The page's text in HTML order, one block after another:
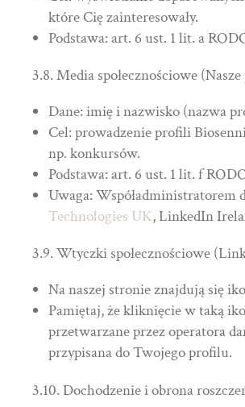
które Cię zainteresowały.
Podstawa: art. 6 ust. 1 lit. a
3.8. Media społecznościowe
Dane: imię i nazwisko (nazwa
Cel: prowadzenie profili
np. konkursów.
Podstawa: art. 6 ust. 1 lit. f
Uwaga: Współadministratorem
Technologies UK, LinkedIn
3.9. Wtyczki społecznościowe
Na naszej stronie znajdują się
Pamiętaj, że kliknięcie w taką
przetwarzane przez operatora
przypisana do Twojego profilu.
3.10. Dochodzenie i obrona